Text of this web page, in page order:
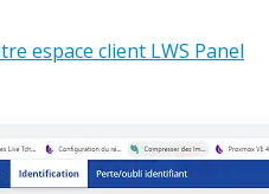
espace client LWS Panel